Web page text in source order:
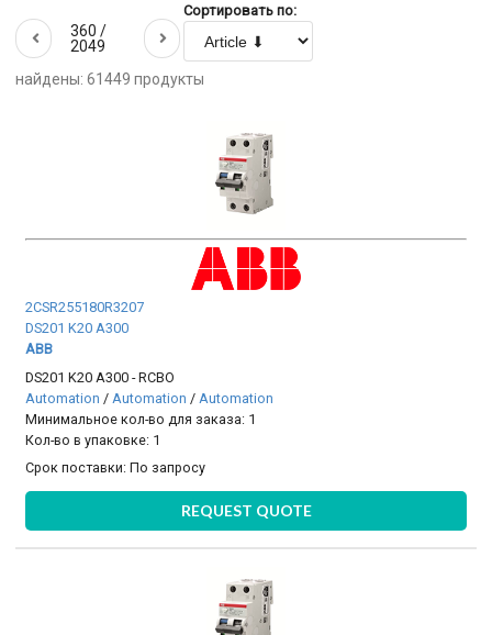
360 /
2049
Сортировать по:
найдены: 61449 продукты
2CSR255180R3207
DS201 K20 A300
ABB
DS201 K20 A300 - RCBO
Automation / Automation / Automation
Минимальное кол-во для заказа: 1
Кол-во в упаковке: 1
Срок поставки:По запросу
REQUEST QUOTE